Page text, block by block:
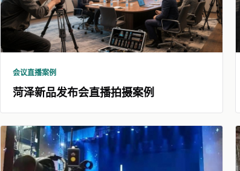
会议直播案例
菏泽新品发布会直播拍摄案例